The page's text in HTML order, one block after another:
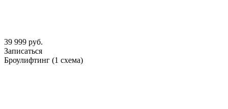
39 999 руб.
Записаться
Броулифтинг (1 схема)